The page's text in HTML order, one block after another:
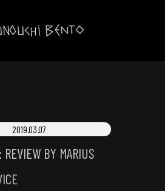
2019.03.07
REVIEW BY MARIUS